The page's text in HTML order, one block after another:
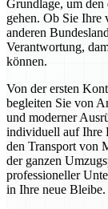
Grundlage, um den
gehen. Ob Sie Ihre
anderen
Verantwortung,
können.
Von der ersten
begleiten Sie von
und moderner
individuell auf Ihre
den Transport von
der ganzen
professioneller
in Ihre neue Bleibe.